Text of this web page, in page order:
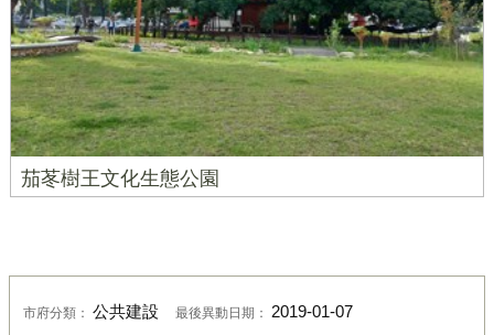
茄苳樹王文化生態公園
市府分類： 公共建設 最後異動日期： 2019-01-07